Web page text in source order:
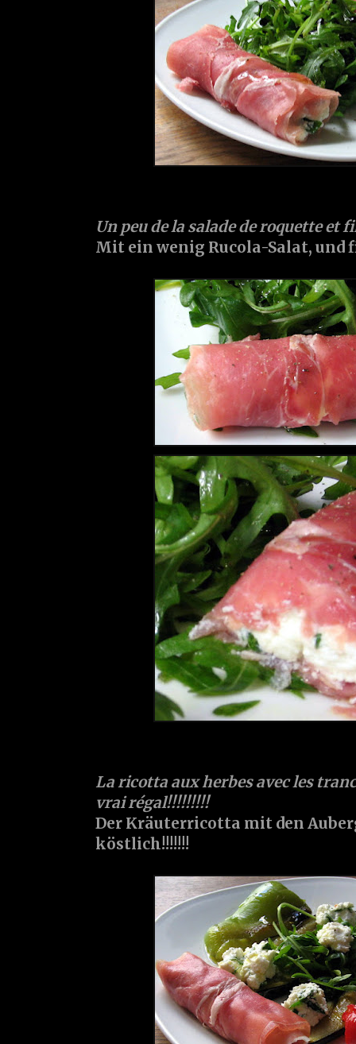
Un peu de la salade de roquette et
Mit ein wenig Rucola-Salat, und
La ricotta aux herbes avec les
vrai régal!!!!!!!!!
Der Kräuterricotta mit den
köstlich!!!!!!!